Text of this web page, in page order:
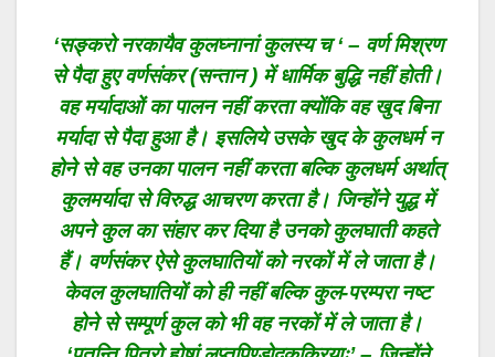
‘सङ्करो नरकायैव कुलघ्नानां कुलस्य च ‘ – वर्ण मिश्रण
से पैदा हुए वर्णसंकर (सन्तान ) में धार्मिक बुद्धि नहीं होती।
वह मर्यादाओं का पालन नहीं करता क्योंकि वह खुद बिना
मर्यादा से पैदा हुआ है। इसलिये उसके खुद के कुलधर्म न
होने से वह उनका पालन नहीं करता बल्कि कुलधर्म अर्थात्
कुलमर्यादा से विरुद्ध आचरण करता है। जिन्होंने युद्ध में
अपने कुल का संहार कर दिया है उनको कुलघाती कहते
हैं। वर्णसंकर ऐसे कुलघातियों को नरकों में ले जाता है।
केवल कुलघातियों को ही नहीं बल्कि कुल-परम्परा नष्ट
होने से सम्पूर्ण कुल को भी वह नरकों में ले जाता है।